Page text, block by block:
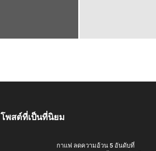
โพสต์ที่เป็นที่นิยม
กาแฟ ลดความอ้วน 5 อันดับที่